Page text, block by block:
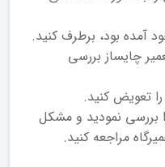
آمده بود، برطرف کنید.
چایساز بررسی
تعویض کنید.
بررسی نمودید و مشکل
مراجعه کنید.